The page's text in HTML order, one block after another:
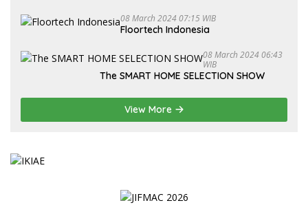
08 March 2024 07:15 WIB
Floortech Indonesia
08 March 2024 06:43
WIB
The SMART HOME SELECTION SHOW
View More